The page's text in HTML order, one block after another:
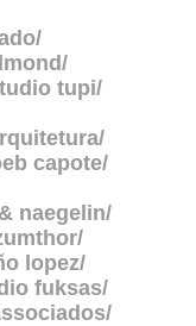
tupi
capote
naegelin
lopez
fuksas